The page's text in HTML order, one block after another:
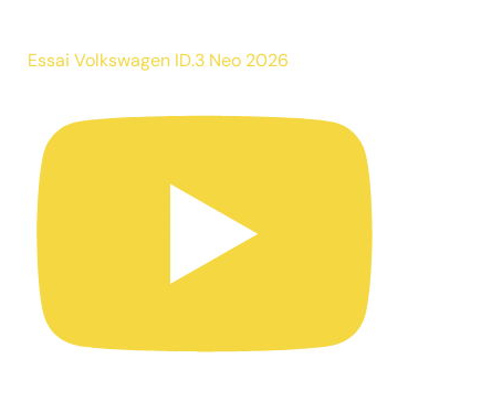
Essai Volkswagen ID.3 Neo 2026